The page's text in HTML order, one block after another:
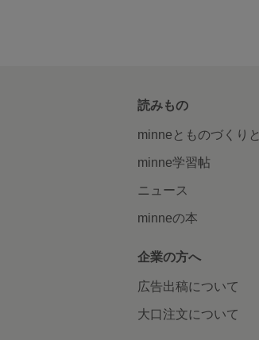
読みもの
minneとものづくりと
minne学習帖
ニュース
minneの本
企業の方へ
広告出稿について
大口注文について